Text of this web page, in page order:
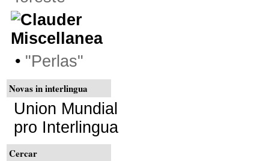
Miscellanea
• "Perlas"
Novas in interlingua
Union Mundial
pro Interlingua
Cercar